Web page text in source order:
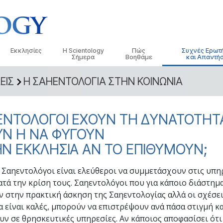
για τη
Εκκλησίες
Εντοπίστε μια Εκκλησία
Ανώτεροι οργανισμοί
Η Βάση του Φλαγκ
Freewinds
Φέρνοντας τη Σαηεντολογία στον
Κόσμο
Η Scientology
Σήμερα
Εγκαίνια
Ντέιβιντ Μισκάβιτς: Εκκλησιαστικός
Ηγέτης της Scientology
Πώς
Βοηθάμε
Ο Δρόμος προς την Ευτυχία
Κρίμινον
Η Αλήθεια για τα Ναρκωτικά
Ενωμένοι για τα Ανθρώπινα
Δικαιώματα
Επιτροπή Πολιτών για τα
Ανθρώπινα Δικαιώματα
Συχνές
και
Ιστορικό και
Ο Οργανισμός
Οι
Η ΣΑΗΕΝΤΟΛΟΓΙΑ ΣΤΗΝ ΚΟΙΝΩΝΙΑ
ΕΧΟΥΝ ΤΗ
Η ΝΑ ΦΥΓΟΥΝ
ΕΚΚΛΗΣΙΑ ΑΝ ΤΟ ΕΠΙΘΥΜΟΥΝ;
είναι ελεύθεροι να συμμετάσχουν στις
την κρίση τους. Σαηεντολόγοι που για κάποιο
στην πρακτική άσκηση της Σαηεντολογίας αλλά οι
είναι καλές, μπορούν να επιστρέψουν ανά πάσα στιγμή
σε θρησκευτικές υπηρεσίες. Αν κάποιος αποφασίσει